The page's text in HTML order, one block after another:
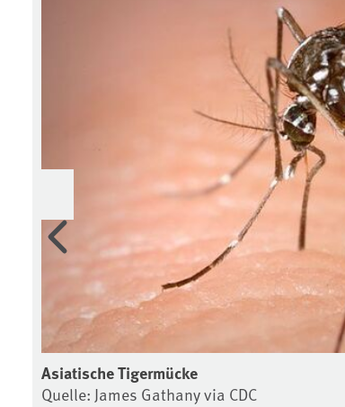
Asiatische Tigermücke
Quelle: James Gathany via CDC